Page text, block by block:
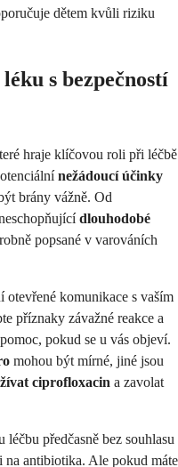
dětem kvůli riziku
s bezpečností
hraje klíčovou roli při léčbě
nežádoucí účinky
brány vážně. Od
dlouhodobé
popsané v varováních
komunikace s vaším
příznaky závažné reakce a
pokud se u vás objeví.
mohou být mírné, jiné jsou
ciprofloxacin a zavolat
předčasně bez souhlasu
na antibiotika. Ale pokud máte